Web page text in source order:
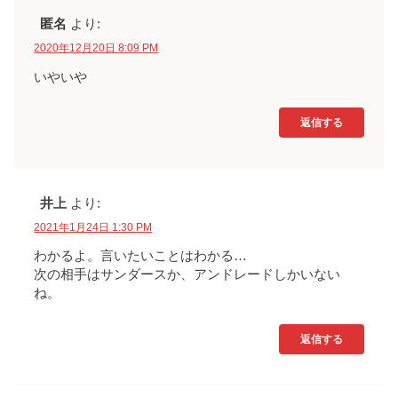
匿名 より:
2020年12月20日 8:09 PM
いやいや
返信する
井上 より:
2021年1月24日 1:30 PM
わかるよ。言いたいことはわかる…
次の相手はサンダースか、アンドレードしかいない
ね。
返信する